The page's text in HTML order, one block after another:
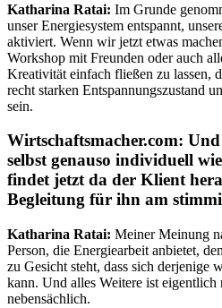
Katharina Ratai: Im Grunde
unser Energiesystem entspannt,
aktiviert. Wenn wir jetzt etwas
Workshop mit Freunden oder auch
Kreativität einfach fließen zu lassen,
recht starken Entspannungszustand
sein.
Wirtschaftsmacher.com:
selbst genauso individuell
findet jetzt da der Klient
Begleitung für ihn am
Katharina Ratai: Meiner Meinung
Person, die Energiearbeit anbietet,
zu Gesicht steht, dass sich derjenige
kann. Und alles Weitere ist
nebensächlich.